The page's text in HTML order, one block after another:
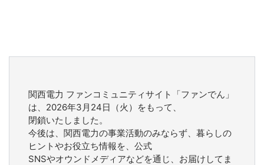
関西電力 ファンコミュニティサイト「ファンでん」
は、2026年3月24日（火）をもって、
閉鎖いたしました。
今後は、関西電力の事業活動のみならず、暮らしの
ヒントやお役立ち情報を、公式
SNSやオウンドメディアなどを通じ、お届けしてま